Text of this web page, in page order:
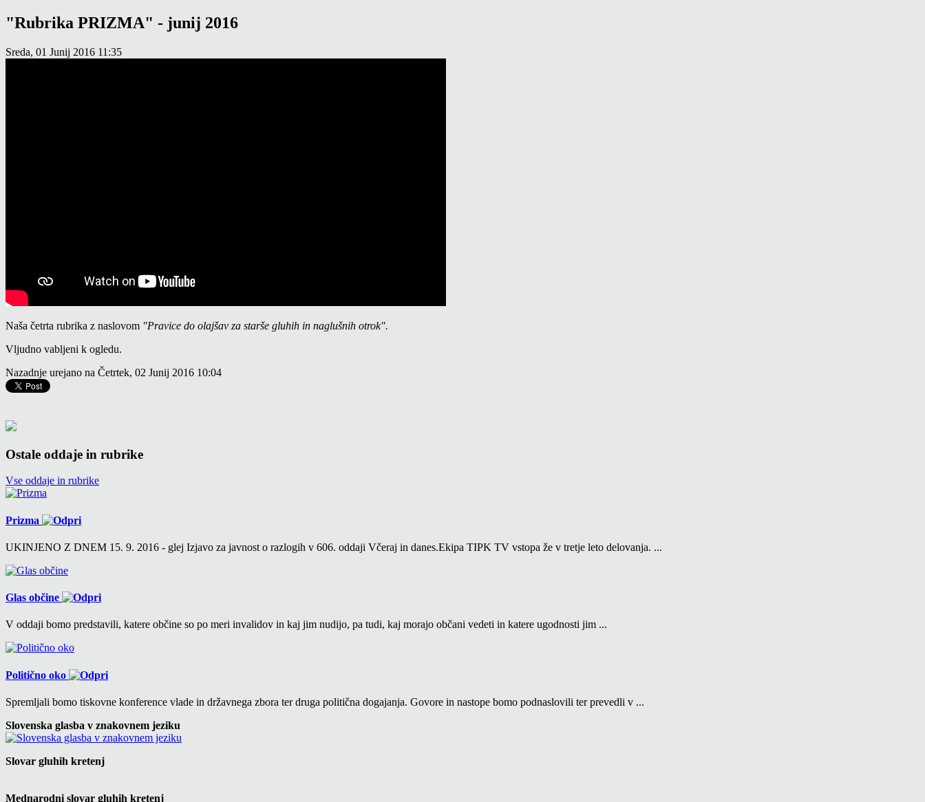
"Rubrika PRIZMA" - junij 2016
Sreda, 01 Junij 2016 11:35
Naša četrta rubrika z naslovom "Pravice do olajšav za starše gluhih in naglušnih otrok".
Vljudno vabljeni k ogledu.
Nazadnje urejano na Četrtek, 02 Junij 2016 10:04
Ostale oddaje in rubrike
Vse oddaje in rubrike
Prizma
UKINJENO Z DNEM 15. 9. 2016 - glej Izjavo za javnost o razlogih v 606. oddaji Včeraj in danes.Ekipa TIPK TV vstopa že v tretje leto delovanja. ...
Glas občine
V oddaji bomo predstavili, katere občine so po meri invalidov in kaj jim nudijo, pa tudi, kaj morajo občani vedeti in katere ugodnosti jim ...
Politično oko
Spremljali bomo tiskovne konference vlade in državnega zbora ter druga politična dogajanja. Govore in nastope bomo podnaslovili ter prevedli v ...
Slovenska glasba v znakovnem jeziku
Slovar gluhih kretenj
Mednarodni slovar gluhih kretenj